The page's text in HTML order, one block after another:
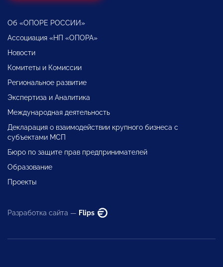
Об «ОПОРЕ РОССИИ»
Ассоциация «НП «ОПОРА»
Новости
Комитеты и Комиссии
Региональное развитие
Экспертиза и Аналитика
Международная деятельность
Декларация о взаимодействии крупного бизнеса с
субъектами МСП
Бюро по защите прав предпринимателей
Образование
Проекты
Разработка сайта — Flips